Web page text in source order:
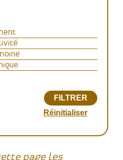
page les